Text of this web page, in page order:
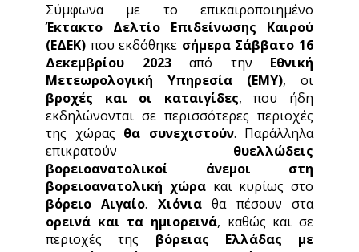
Σύμφωνα με το επικαιροποιημένο
Έκτακτο Δελτίο Επιδείνωσης Καιρού
(ΕΔΕΚ) που εκδόθηκε σήμερα Σάββατο 16
Δεκεμβρίου 2023από την Εθνική
Μετεωρολογική Υπηρεσία (ΕΜΥ), οι
βροχές και οι καταιγίδες, που ήδη
εκδηλώνονται σε περισσότερες περιοχές
της χώρας θα συνεχιστούν. Παράλληλα
επικρατούν θυελλώδεις
βορειοανατολικοί άνεμοι στη
βορειοανατολική χώρακαι κυρίως στο
βόρειο Αιγαίο. Χιόνιαθα πέσουν στα
ορεινά και τα ημιορεινά, καθώς και σε
περιοχές της βόρειας Ελλάδας με